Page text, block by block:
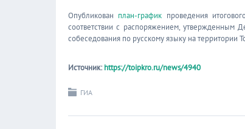
Опубликован план-график проведения
соответствии с распоряжением, утвержденным
собеседования по русскому языку на территории
Источник: https://toipkro.ru/news/4940
ГИА